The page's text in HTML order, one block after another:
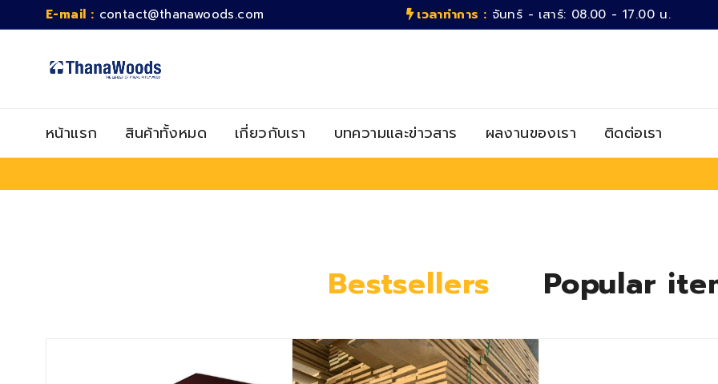
E-mail : contact@thanawoods.com เวลาทำการ : จันทร์ - เสาร์: 08.00 - 17.00 น.
หน้าแรก สินค้าทั้งหมด เกี่ยวกับเรา บทความและข่าวสาร ผลงานของเรา ติดต่อเรา
Bestsellers Popular